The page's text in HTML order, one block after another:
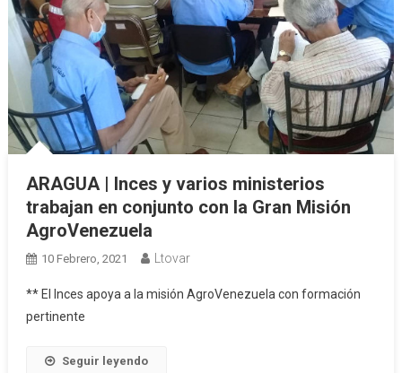
ARAGUA | Inces y varios ministerios
trabajan en conjunto con la Gran Misión
AgroVenezuela
10 Febrero, 2021 Ltovar
** El Inces apoya a la misión AgroVenezuela con formación
pertinente
Seguir leyendo